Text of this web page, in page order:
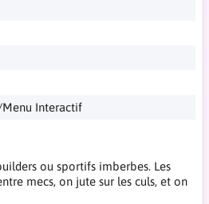
Interactif
ou sportifs imberbes. Les
mecs, on jute sur les culs, et on